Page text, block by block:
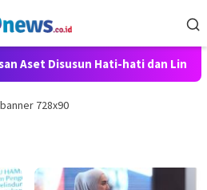
Disusun Hati-hati dan Lindungi